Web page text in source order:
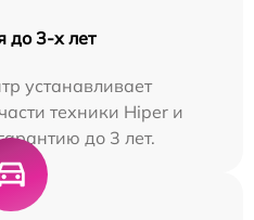
до 3-х лет
устанавливает
техники Hiper и
до 3 лет.